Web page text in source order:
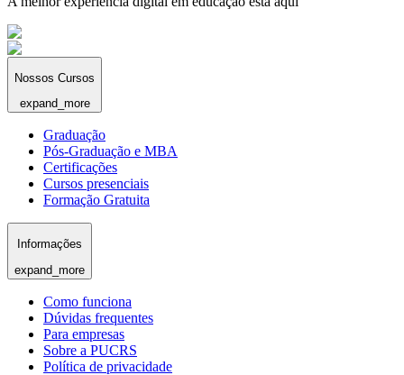
Nossos Cursos
expand_more
Graduação
Pós-Graduação e MBA
Certificações
Cursos presenciais
Formação Gratuita
Informações
expand_more
Como funciona
Dúvidas frequentes
Para empresas
Sobre a PUCRS
Política de privacidade